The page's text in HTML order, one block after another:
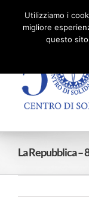
contenuto
La Repubblica –
Utilizziamo i
migliore
questo